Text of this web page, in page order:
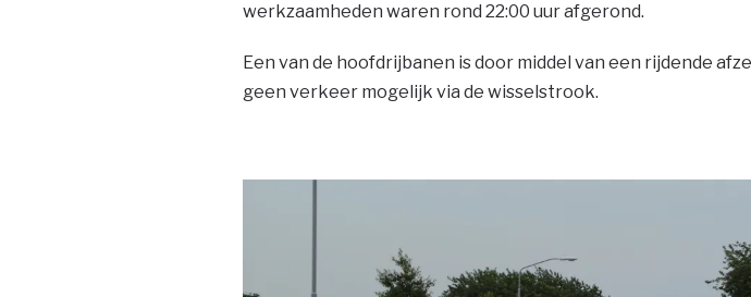
werkzaamheden waren rond 22:00 uur afgerond.
Een van de hoofdrijbanen is door middel van een rijdende
geen verkeer mogelijk via de wisselstrook.